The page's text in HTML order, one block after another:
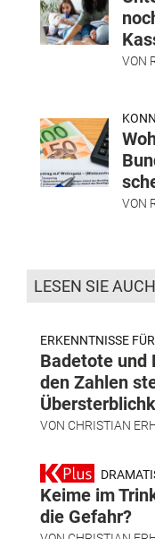
VON
VON
LESEN SIE
ERKENNTNISSE
Badetote und
den Zahlen
VON CHRISTIAN
Keime im
die Gefahr?